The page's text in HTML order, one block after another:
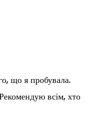
що я пробувала.
всім, хто